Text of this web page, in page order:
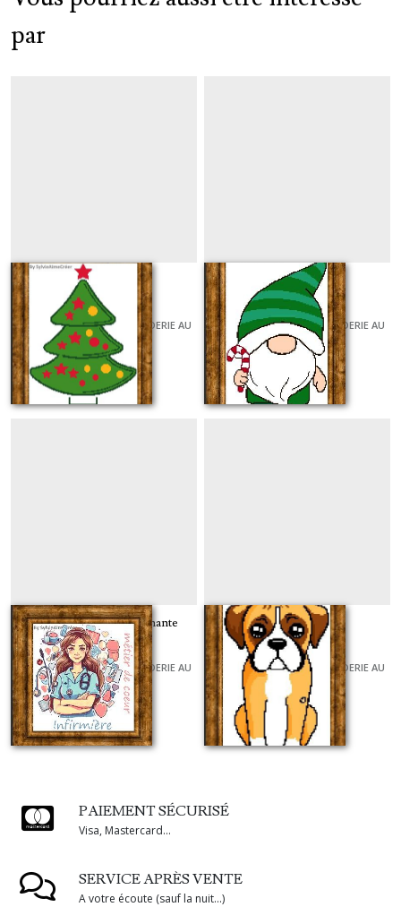
par
Sapin de Noel
GRILLES ET KITS POUR BRODERIE AU
POINT DE CROIX
À partir de 6€
Gnome noël vert
GRILLES ET KITS POUR BRODERIE AU
POINT DE CROIX
À partir de 6€
Infirmière / Aide soignante
métier de coeur
GRILLES ET KITS POUR BRODERIE AU
POINT DE CROIX
À partir de 9€
Cute bouledogue
GRILLES ET KITS POUR BRODERIE AU
POINT DE CROIX
À partir de €
PAIEMENT SÉCURISÉ
Visa, Mastercard...
SERVICE APRÈS VENTE
A votre écoute (sauf la nuit...)